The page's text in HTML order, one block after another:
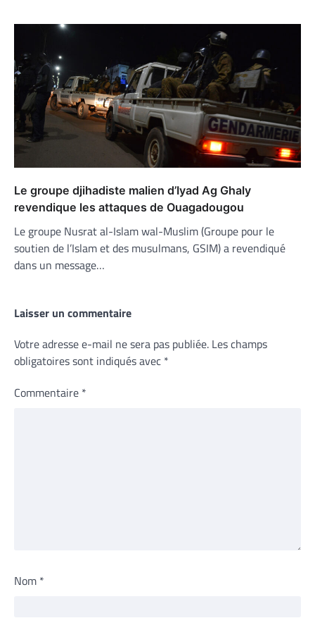
Le groupe djihadiste malien d’Iyad Ag Ghaly
revendique les attaques de Ouagadougou
Le groupe Nusrat al-Islam wal-Muslim (Groupe pour le
soutien de l’Islam et des musulmans, GSIM) a revendiqué
dans un message…
Laisser un commentaire
Votre adresse e-mail ne sera pas publiée. Les champs
obligatoires sont indiqués avec *
Commentaire *
Nom *